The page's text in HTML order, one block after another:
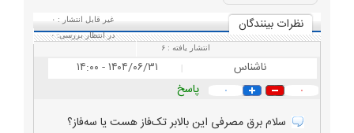
نظرات بينندگان
غیر قابل انتشار : ۰
در انتظار بررسی:۰
انتشار یافته :۶
ناشناس | ۱۴۰۴/۰۶/۳۱ - ۱۴:۰۰
۰ ۰
پاسخ
سلام برق مصرفی‌ این بالابر تک‌فاز هست یا سه‌فاز؟